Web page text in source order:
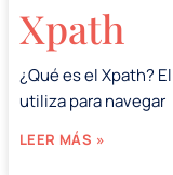
Xpath
¿Qué es el Xpath?
utiliza para navegar
LEER MÁS »